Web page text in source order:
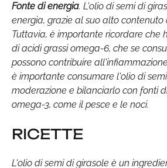
Fonte di energia. L'olio di semi di
energia, grazie al suo alto contenuto
Tuttavia, è importante ricordare che
di acidi grassi omega-6, che se
possono contribuire
è importante consumare l'olio di
moderazione e bilanciarlo con fonti
omega-3, come il pesce e le noci.
RICETTE
L'olio di semi di girasole è un